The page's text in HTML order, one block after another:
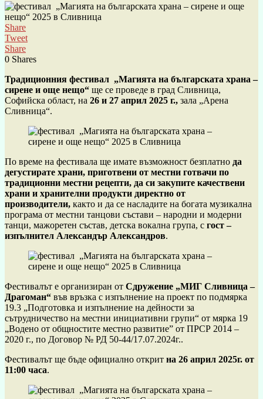
Share
Tweet
Share
0 Shares
Традиционния фестивал „Магията на българската храна –
сирене и още нещо“ ще се проведе в град Сливница,
Софийска област, на 26 и 27 април 2025 г., зала „Арена
Сливница“.
По време на фестивала ще имате възможност безплатно да
дегустирате храни, приготвени от местни готвачи по
традиционни местни рецепти, да си закупите качествени
храни и хранителни продукти директно от
производители, както и да се насладите на богата музикална
програма от местни танцови състави – народни и модерни
танци, мажоретен състав, детска вокална група, с гост –
изпълнител Александър Александров.
Фестивалът е организиран от Сдружение „МИГ Сливница –
Драгоман“ във връзка с изпълнение на проект по подмярка
19.3 „Подготовка и изпълнение на дейности за
сътрудничество на местни инициативни групи“ от мярка 19
„Водено от общностите местно развитие” от ПРСР 2014 –
2020 г., по Договор № РД 50-44/17.07.2024г..
Фестивалът ще бъде официално открит на 26 април 2025г. от
11:00 часа.